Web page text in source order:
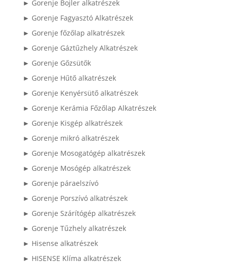
► Gorenje Bojler alkatrészek
► Gorenje Fagyasztó Alkatrészek
► Gorenje főzőlap alkatrészek
► Gorenje Gáztűzhely Alkatrészek
► Gorenje Gőzsütők
► Gorenje Hűtő alkatrészek
► Gorenje Kenyérsütő alkatrészek
► Gorenje Kerámia Főzőlap Alkatrészek
► Gorenje Kisgép alkatrészek
► Gorenje mikró alkatrészek
► Gorenje Mosogatógép alkatrészek
► Gorenje Mosógép alkatrészek
► Gorenje páraelszívó
► Gorenje Porszívó alkatrészek
► Gorenje Szárítógép alkatrészek
► Gorenje Tűzhely alkatrészek
► Hisense alkatrészek
► HISENSE Klíma alkatrészek